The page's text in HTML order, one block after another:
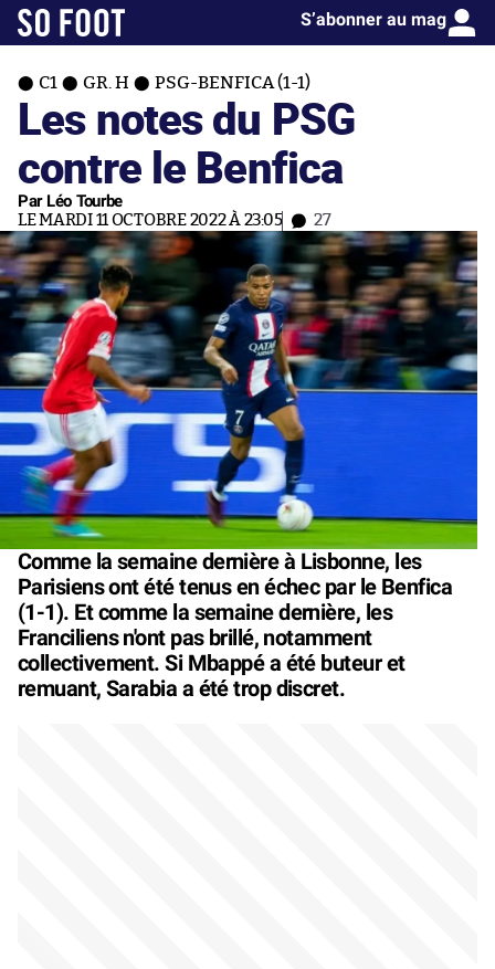
S’abonner au mag
C1 GR. H PSG-BENFICA (1-1)
Les notes du PSG
contre le Benfica
Par Léo Tourbe
LE MARDI 11 OCTOBRE 2022 À 23:05 27
Comme la semaine dernière à Lisbonne, les
Parisiens ont été tenus en échec par le Benfica
(1-1). Et comme la semaine dernière, les
Franciliens n'ont pas brillé, notamment
collectivement. Si Mbappé a été buteur et
remuant, Sarabia a été trop discret.